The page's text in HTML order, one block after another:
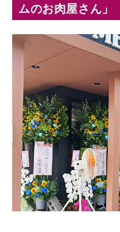
ムのお肉屋さん」